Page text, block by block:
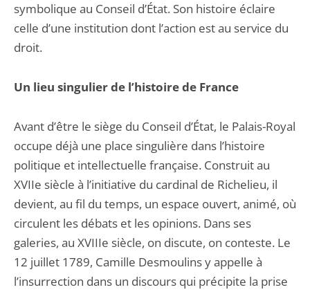
symbolique au Conseil d’État. Son histoire éclaire
celle d’une institution dont l’action est au service du
droit.
Un lieu singulier de l’histoire de France
Avant d’être le siège du Conseil d’État, le Palais-Royal
occupe déjà une place singulière dans l’histoire
politique et intellectuelle française. Construit au
XVIIe siècle à l’initiative du cardinal de Richelieu, il
devient, au fil du temps, un espace ouvert, animé, où
circulent les débats et les opinions. Dans ses
galeries, au XVIIIe siècle, on discute, on conteste. Le
12 juillet 1789, Camille Desmoulins y appelle à
l’insurrection dans un discours qui précipite la prise